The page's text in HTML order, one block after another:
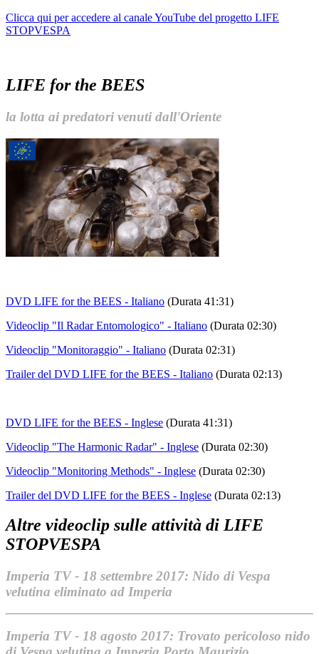
Clicca qui per accedere al canale YouTube del progetto LIFE
STOPVESPA
LIFE for the BEES
la lotta ai predatori venuti dall'Oriente
DVD LIFE for the BEES - Italiano (Durata 41:31)
Videoclip "Il Radar Entomologico" - Italiano (Durata 02:30)
Videoclip "Monitoraggio" - Italiano (Durata 02:31)
Trailer del DVD LIFE for the BEES - Italiano (Durata 02:13)
DVD LIFE for the BEES - Inglese (Durata 41:31)
Videoclip "The Harmonic Radar" - Inglese (Durata 02:30)
Videoclip "Monitoring Methods" - Inglese (Durata 02:30)
Trailer del DVD LIFE for the BEES - Inglese (Durata 02:13)
Altre videoclip sulle attività di LIFE
STOPVESPA
Imperia TV - 18 settembre 2017: Nido di Vespa
velutina eliminato ad Imperia
Imperia TV - 18 agosto 2017: Trovato pericoloso nido